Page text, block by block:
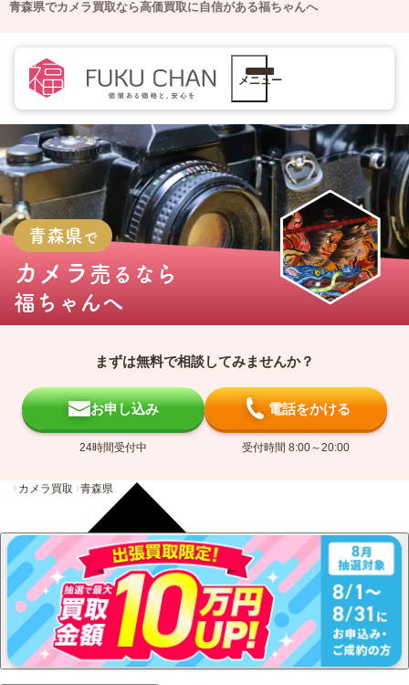
青森県でカメラ買取なら高価買取に自信がある福ちゃんへ
メニュー
青森県で
カメラ 売るなら
福ちゃんへ
まずは無料で相談してみませんか？
お申し込み
24時間受付中
電話をかける
受付時間 8:00～20:00
カメラ買取 青森県